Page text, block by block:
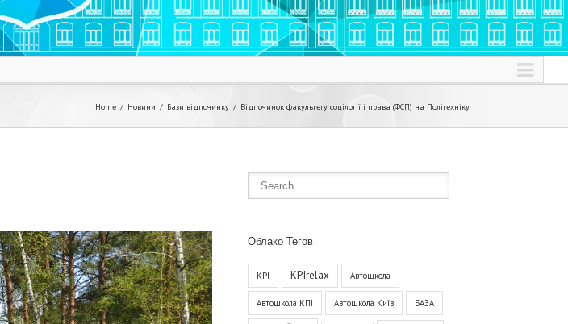
Home Новини Бази відпочинку Відпочинок факультету соцілогії і права (ФСП) на Політехніку
Облако Тегов
KPI KPIrelax Автошкола
Автошкола КПІ Автошкола Київ БАЗА